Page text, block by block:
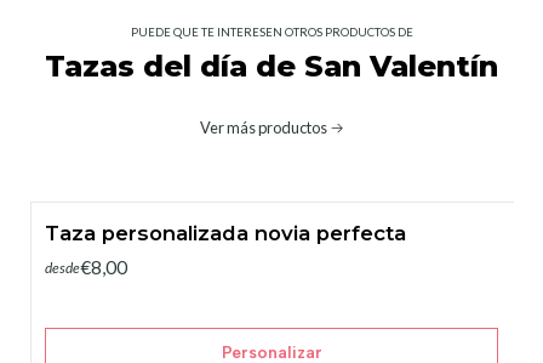
PUEDE QUE TE INTERESEN OTROS PRODUCTOS DE
Tazas del día de San Valentín
Ver más productos
Taza personalizada novia perfecta
desde€8,00
Personalizar